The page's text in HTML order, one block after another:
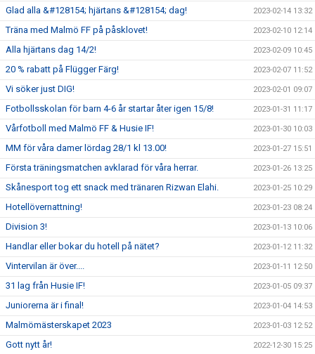
Glad alla &#128154; hjärtans &#128154; dag! 2023-02-14 13:32
Träna med Malmö FF på påsklovet! 2023-02-10 12:14
Alla hjärtans dag 14/2! 2023-02-09 10:45
20 % rabatt på Flügger Färg! 2023-02-07 11:52
Vi söker just DIG! 2023-02-01 09:07
Fotbollsskolan för barn 4-6 år startar åter igen 15/8! 2023-01-31 11:17
Vårfotboll med Malmö FF & Husie IF! 2023-01-30 10:03
MM för våra damer lördag 28/1 kl 13.00! 2023-01-27 15:51
Första träningsmatchen avklarad för våra herrar. 2023-01-26 13:25
Skånesport tog ett snack med tränaren Rizwan Elahi. 2023-01-25 10:29
Hotellövernattning! 2023-01-23 08:24
Division 3! 2023-01-13 10:06
Handlar eller bokar du hotell på nätet? 2023-01-12 11:32
Vintervilan är över.... 2023-01-11 12:50
31 lag från Husie IF! 2023-01-05 09:37
Juniorerna är i final! 2023-01-04 14:53
Malmömästerskapet 2023 2023-01-03 12:52
Gott nytt år! 2022-12-30 15:25